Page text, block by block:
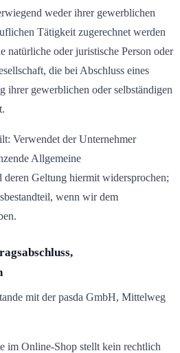
weder ihrer gewerblichen
Tätigkeit zugerechnet werden
natürliche oder juristische Person oder
die bei Abschluss eines
ihrer gewerblichen oder selbständigen
Verwendet der Unternehmer
Allgemeine
Geltung hiermit widersprochen;
wenn wir dem
mit der pasda GmbH, Mittelweg
im Online-Shop stellt kein rechtlich